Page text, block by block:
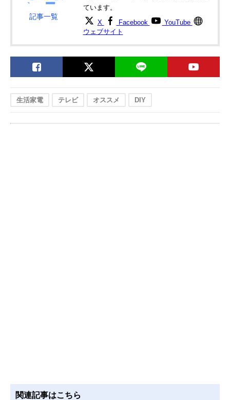
記事一覧
ています。
X Facebook
YouTube
ウェブサイト
生活家電 テレビ オススメ DIY
関連記事はこちら